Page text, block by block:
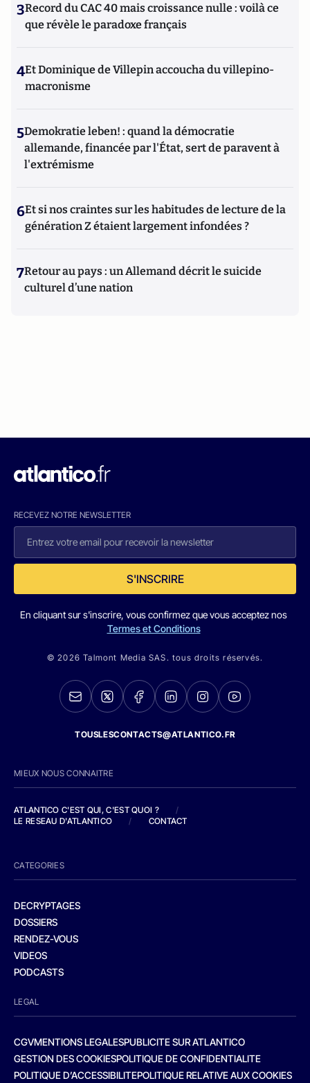
3Record du CAC 40 mais croissance nulle : voilà ce
que révèle le paradoxe français
4Et Dominique de Villepin accoucha du villepino-
macronisme
5Demokratie leben! : quand la démocratie
allemande, financée par l'État, sert de paravent à
l'extrémisme
6Et si nos craintes sur les habitudes de lecture de la
génération Z étaient largement infondées ?
7Retour au pays : un Allemand décrit le suicide
culturel d’une nation
RECEVEZ NOTRE NEWSLETTER
S'INSCRIRE
En cliquant sur s'inscrire, vous confirmez que vous acceptez nos
Termes et Conditions
© 2026 Talmont Media SAS. tous droits réservés.
TOUSLESCONTACTS@ATLANTICO.FR
MIEUX NOUS CONNAITRE
ATLANTICO C'EST QUI, C'EST QUOI ?
/
LE RESEAU D'ATLANTICO
/ CONTACT
CATEGORIES
DECRYPTAGES
DOSSIERS
RENDEZ-VOUS
VIDEOS
PODCASTS
LEGAL
CGVMENTIONS LEGALESPUBLICITE SUR ATLANTICO
GESTION DES COOKIESPOLITIQUE DE CONFIDENTIALITE
POLITIQUE D’ACCESSIBILITEPOLITIQUE RELATIVE AUX COOKIES